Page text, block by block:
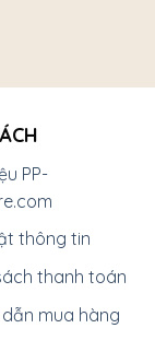
PP-
thông tin
thanh toán
mua hàng